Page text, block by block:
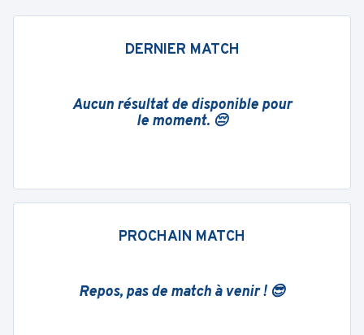
DERNIER MATCH
Aucun résultat de disponible pour
le moment. 😔
PROCHAIN MATCH
Repos, pas de match à venir ! 😎